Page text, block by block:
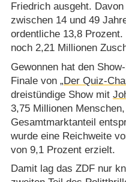
Friedrich ausgeht.
zwischen 14 und 49
ordentliche 13,8
noch 2,21 Millionen
Gewonnen hat den
Finale von „Der Quiz-
dreistündige Show mit
3,75 Millionen
Gesamtmarktanteil
wurde eine Reichweite
von 9,1 Prozent erzielt.
Damit lag das ZDF nur